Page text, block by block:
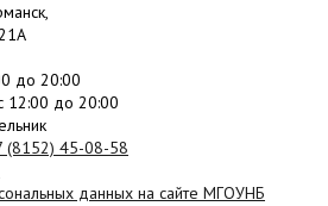
до 20:00
12:00 до 20:00
(8152) 45-08-58
данных на сайте МГОУНБ